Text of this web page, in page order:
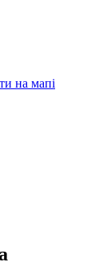
на мапі